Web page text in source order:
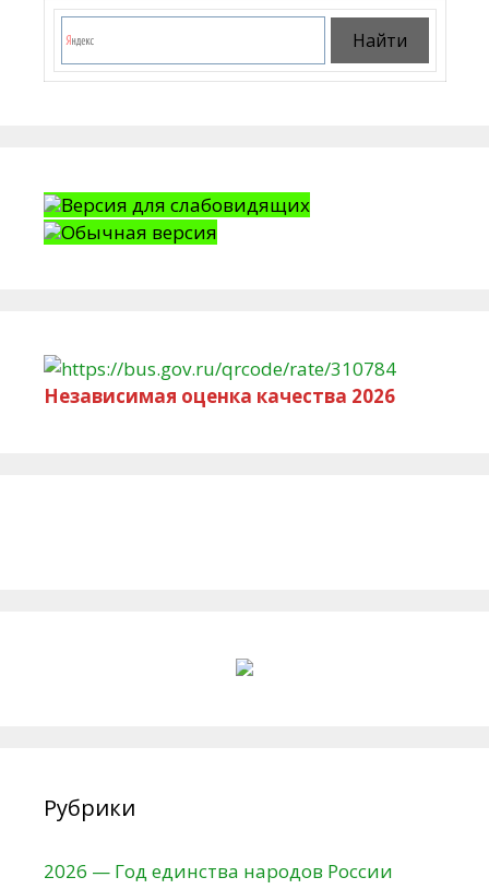
Версия для слабовидящих
Обычная версия
Независимая оценка качества 2026
Рубрики
2026 — Год единства народов России